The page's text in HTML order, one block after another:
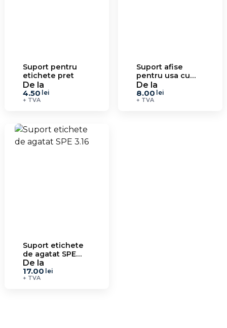
Suport pentru
etichete pret
De la
4.50 lei
+ TVA
Suport afise
pentru usa cu
banda adeziva
De la
8.00 lei
+ TVA
Suport etichete
de agatat SPE
3.16
De la
17.00 lei
+ TVA